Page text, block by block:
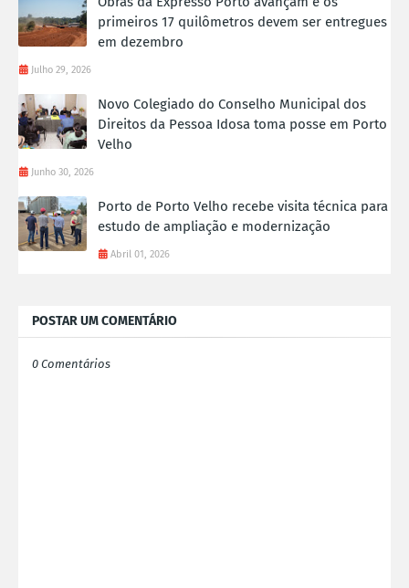
primeiros 17 quilômetros devem ser entregues
em dezembro
Julho 29, 2026
Novo Colegiado do Conselho Municipal dos
Direitos da Pessoa Idosa toma posse em Porto
Velho
Junho 30, 2026
Porto de Porto Velho recebe visita técnica para
estudo de ampliação e modernização
Abril 01, 2026
POSTAR UM COMENTÁRIO
0 Comentários